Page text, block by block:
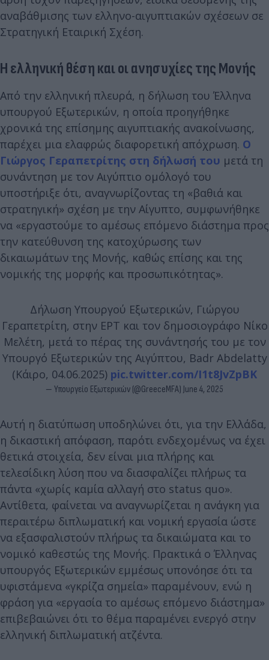
αναβάθμισης των ελληνο-αιγυπτιακών σχέσεων σε
Στρατηγική Εταιρική Σχέση.
Η ελληνική θέση και οι ανησυχίες της Μονής
Από την ελληνική πλευρά, η δήλωση του Έλληνα
υπουργού Εξωτερικών, η οποία προηγήθηκε
χρονικά της επίσημης αιγυπτιακής ανακοίνωσης,
παρέχει μια ελαφρώς διαφορετική απόχρωση. Ο
Γιώργος Γεραπετρίτης στη δήλωσή του μετά τη
συνάντηση με τον Αιγύπτιο ομόλογό του
υποστήριξε ότι, αναγνωρίζοντας τη «βαθιά και
στρατηγική» σχέση με την Αίγυπτο, συμφωνήθηκε
να «εργαστούμε το αμέσως επόμενο διάστημα προς
την κατεύθυνση της κατοχύρωσης των
δικαιωμάτων της Μονής, καθώς επίσης και της
νομικής της μορφής και προσωπικότητας».
Δήλωση Υπουργού Εξωτερικών, Γιώργου
Γεραπετρίτη, στην ΕΡΤ και τον δημοσιογράφο Νίκο
Μελέτη, μετά το πέρας της συνάντησής του με τον
Υπουργό Εξωτερικών της Αιγύπτου, Badr Abdelatty
(Κάιρο, 04.06.2025) pic.twitter.com/I1t8JvZpBK
— Υπουργείο Εξωτερικών (@GreeceMFA) June 4, 2025
Αυτή η διατύπωση υποδηλώνει ότι, για την Ελλάδα,
η δικαστική απόφαση, παρότι ενδεχομένως να έχει
θετικά στοιχεία, δεν είναι μια πλήρης και
τελεσίδικη λύση που να διασφαλίζει πλήρως τα
πάντα «χωρίς καμία αλλαγή στο status quo».
Αντίθετα, φαίνεται να αναγνωρίζεται η ανάγκη για
περαιτέρω διπλωματική και νομική εργασία ώστε
να εξασφαλιστούν πλήρως τα δικαιώματα και το
νομικό καθεστώς της Μονής. Πρακτικά ο Έλληνας
υπουργός Εξωτερικών εμμέσως υπονόησε ότι τα
υφιστάμενα «γκρίζα σημεία» παραμένουν, ενώ η
φράση για «εργασία το αμέσως επόμενο διάστημα»
επιβεβαιώνει ότι το θέμα παραμένει ενεργό στην
ελληνική διπλωματική ατζέντα.